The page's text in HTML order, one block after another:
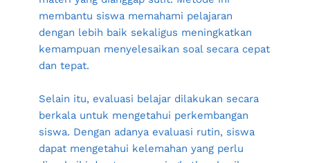
membantu siswa memahami pelajaran
dengan lebih baik sekaligus meningkatkan
kemampuan menyelesaikan soal secara cepat
dan tepat.
Selain itu, evaluasi belajar dilakukan secara
berkala untuk mengetahui perkembangan
siswa. Dengan adanya evaluasi rutin, siswa
dapat mengetahui kelemahan yang perlu